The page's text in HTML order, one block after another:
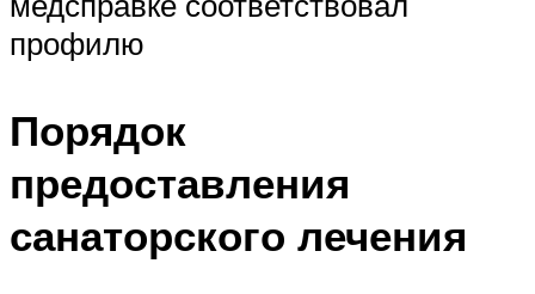
профилю
Порядок
предоставления
санаторского лечения